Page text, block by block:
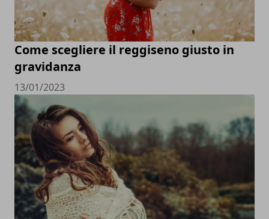
Come scegliere il reggiseno giusto in
gravidanza
13/01/2023